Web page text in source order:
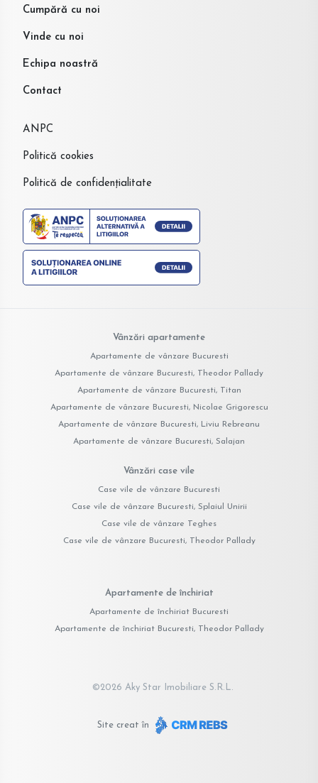
Cumpără cu noi
Vinde cu noi
Echipa noastră
Contact
ANPC
Politică cookies
Politică de confidențialitate
Vânzări apartamente
Apartamente de vânzare Bucuresti
Apartamente de vânzare Bucuresti, Theodor Pallady
Apartamente de vânzare Bucuresti, Titan
Apartamente de vânzare Bucuresti, Nicolae Grigorescu
Apartamente de vânzare Bucuresti, Liviu Rebreanu
Apartamente de vânzare Bucuresti, Salajan
Vânzări case vile
Case vile de vânzare Bucuresti
Case vile de vânzare Bucuresti, Splaiul Unirii
Case vile de vânzare Teghes
Case vile de vânzare Bucuresti, Theodor Pallady
Apartamente de închiriat
Apartamente de închiriat Bucuresti
Apartamente de închiriat Bucuresti, Theodor Pallady
©2026 Aky Star Imobiliare S.R.L.
Site creat în